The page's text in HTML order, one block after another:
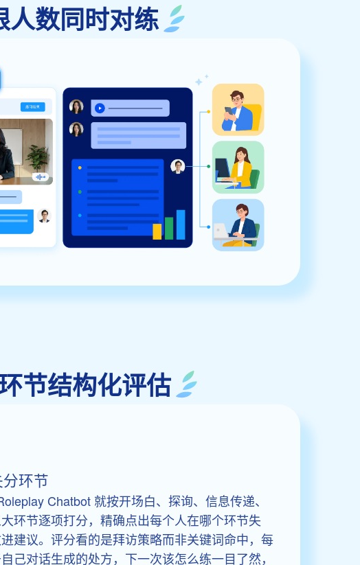
数同时对练
节结构化评估
环节
Chatbot 就按开场白、探询、信息传递、
环节逐项打分，精确点出每个人在哪个环节失
建议。评分看的是拜访策略而非关键词命中，每
己对话生成的处方，下一次该怎么练一目了然，